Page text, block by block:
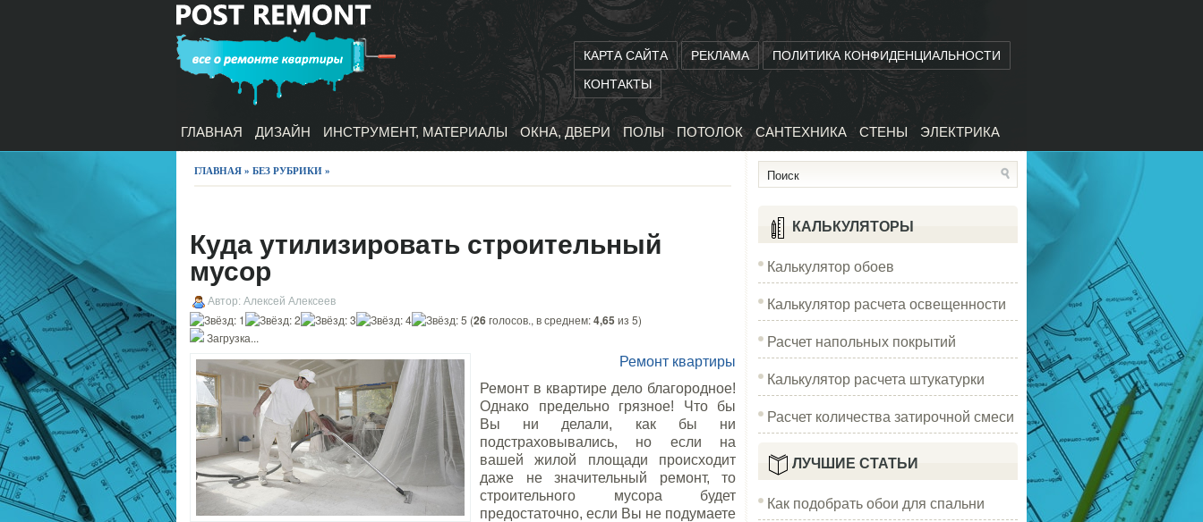
КАРТА САЙТА РЕКЛАМА
ПОЛИТИКА КОНФИДЕНЦИАЛЬНОСТИ
КОНТАКТЫ
ГЛАВНАЯ ДИЗАЙН ИНСТРУМЕНТ, МАТЕРИАЛЫ ОКНА, ДВЕРИ ПОЛЫ ПОТОЛОК САНТЕХНИКА СТЕНЫ ЭЛЕКТРИКА
ГЛАВНАЯ » БЕЗ РУБРИКИ »
Куда утилизировать строительный
мусор
Автор: Алексей Алексеев
(26голосов., в среднем:4,65 из 5)
Загрузка...
Ремонт квартиры
Ремонт в квартире дело благородное!
Однако предельно грязное! Что бы
Вы ни делали, как бы ни
подстраховывались, но если на
вашей жилой площади происходит
даже не значительный ремонт, то
строительного мусора будет
предостаточно, если Вы не подумаете
КАЛЬКУЛЯТОРЫ
Калькулятор обоев
Калькулятор расчета освещенности
Расчет напольных покрытий
Калькулятор расчета штукатурки
Расчет количества затирочной смеси
ЛУЧШИЕ СТАТЬИ
Как подобрать обои для спальни